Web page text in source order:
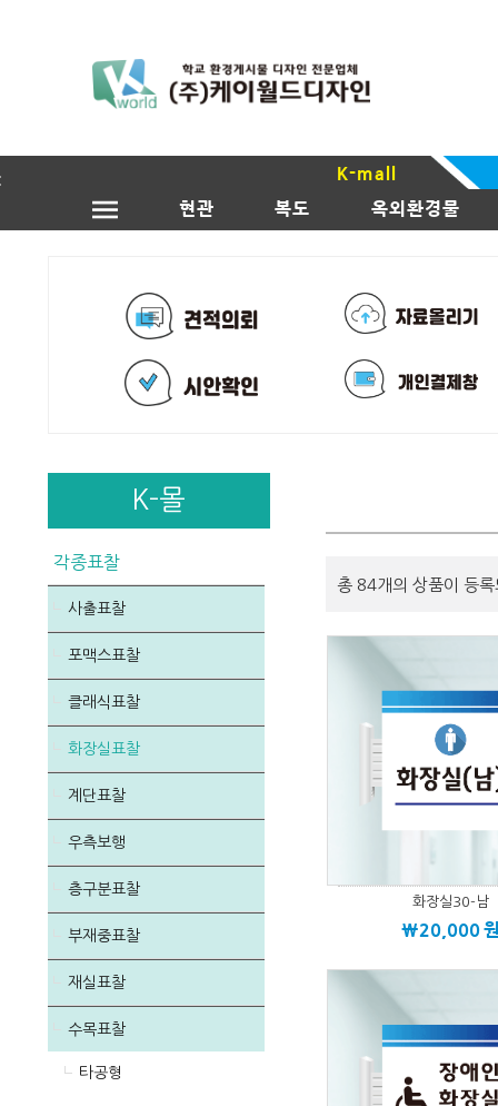
K-mall
현관
복도 옥외환경물
K-몰
각종표찰
사출표찰
포맥스표찰
클래식표찰
화장실표찰
계단표찰
우측보행
층구분표찰
부재중표찰
재실표찰
수목표찰
타공형
총 84개의 상품이 등
화장실30-남
\20,000